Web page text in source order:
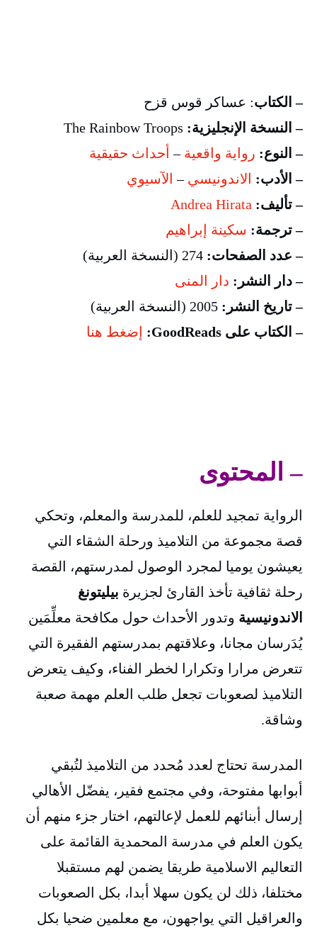
– الكتاب: عساكر قوس قزح
– النسخة الإنجليزية:
– النوع: رواية واقعية – أحداث حقيقية
– الأدب: الاندونيسي – الآسيوي
– تأليف: Andrea Hirata
– ترجمة: سكينة إبراهيم
– عدد الصفحات:
– دار النشر: دار المنى
– تاريخ النشر:
– الكتاب على GoodReads:
إضغط هنا
– المحتوى
الرواية تمجيد للعلم، للمدرسة والمعلم، وتحكي
قصة مجموعة من التلاميذ ورحلة الشقاء التي
يعيشون يوميا لمجرد الوصول لمدرستهم، القصة
رحلة ثقافية تأخذ القارئ لجزيرة بيليتونغ
الاندونيسية وتدور الأحداث حول مكافحة معلِّمَين
يُدَرسان مجانا، وعلاقتهم بمدرستهم الفقيرة التي
تتعرض مرارا وتكرارا لخطر الفناء، وكيف يتعرض
التلاميذ لصعوبات تجعل طلب العلم مهمة صعبة
وشاقة.
المدرسة تحتاج لعدد مُحدد من التلاميذ لتُبقي
أبوابها مفتوحة، وفي مجتمع فقير، يفضّل الأهالي
إرسال أبنائهم للعمل لإعالتهم، اختار جزء منهم أن
يكون العلم في مدرسة المحمدية القائمة على
التعاليم الاسلامية طريقا يضمن لهم مستقبلا
مختلفا، ذلك لن يكون سهلا أبدا، بكل الصعوبات
والعراقيل التي يواجهون، مع معلمين ضحيا بكل